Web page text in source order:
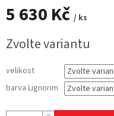
5 630 Kč / ks
cena:
Zvolte variantu
velikost
barva Lignorim